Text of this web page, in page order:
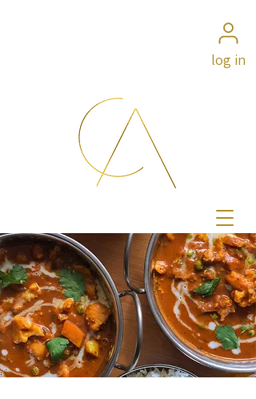
log in